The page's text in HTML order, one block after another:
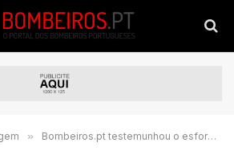
» Bombeiros.pt testemunhou o esforço notável dos operacionais no incêndio de Góis